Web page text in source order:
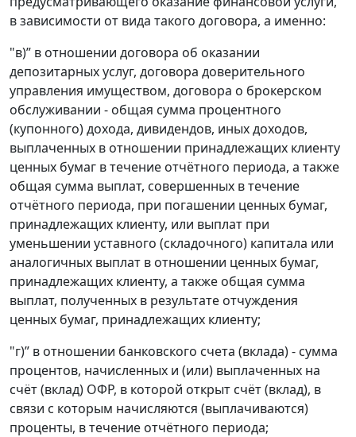
в зависимости от вида такого договора, а именно:
"в)” в отношении договора об оказании
депозитарных услуг, договора доверительного
управления имуществом, договора о брокерском
обслуживании - общая сумма процентного
(купонного) дохода, дивидендов, иных доходов,
выплаченных в отношении принадлежащих клиенту
ценных бумаг в течение отчётного периода, а также
общая сумма выплат, совершенных в течение
отчётного периода, при погашении ценных бумаг,
принадлежащих клиенту, или выплат при
уменьшении уставного (складочного) капитала или
аналогичных выплат в отношении ценных бумаг,
принадлежащих клиенту, а также общая сумма
выплат, полученных в результате отчуждения
ценных бумаг, принадлежащих клиенту;
"г)” в отношении банковского счета (вклада) - сумма
процентов, начисленных и (или) выплаченных на
счёт (вклад) ОФР, в которой открыт счёт (вклад), в
связи с которым начисляются (выплачиваются)
проценты, в течение отчётного периода;